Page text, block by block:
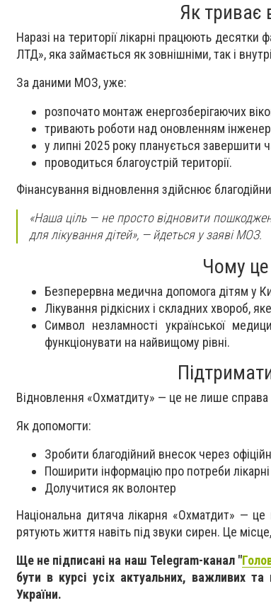
Як триває
Наразі на території лікарні працюють
ЛТД», яка займається як зовнішніми, так і
За даними МОЗ, уже:
розпочато монтаж енергозберігаючих
тривають роботи над оновленням
у липні 2025 року планується завершити
проводиться благоустрій території.
Фінансування відновлення здійснює
«Наша ціль — не просто відновити
для лікування дітей», —йдеться у заяві МОЗ.
Чому
Безперервна медична допомога дітям у
Лікування рідкісних і складних хвороб,
Символ незламності української
функціонувати на найвищому рівні.
Відновлення «Охматдиту» — це не лише справа
Як допомогти:
Зробити благодійний внесок через
Поширити інформацію про потреби лікарні
Долучитися як волонтер
Національна дитяча лікарня «Охматдит» —
рятують життя навіть під звуки сирен. Це
Ще не підписані на наш Telegram-канал "
бути в курсі усіх актуальних, важливих та
України.